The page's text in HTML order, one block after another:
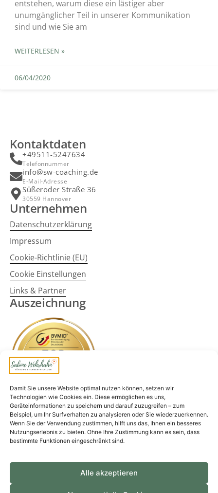
Damit Sie unsere Website optimal nutzen können, setzen wir
Technologien wie Cookies ein. Diese ermöglichen es uns,
Geräteinformationen zu speichern und darauf zuzugreifen – zum
Beispiel, um Ihr Surfverhalten zu analysieren oder Sie wiederzuerkennen.
Wenn Sie der Verwendung zustimmen, hilft uns das, Ihnen ein besseres
Nutzungserlebnis zu bieten. Ohne Ihre Zustimmung kann es sein, dass
bestimmte Funktionen eingeschränkt sind.
Alle akzeptieren
entstehen, warum diese ein lästiger aber
unumgänglicher Teil in unserer Kommunikation
sind und wie Sie am
WEITERLESEN »
06/04/2020
Kontaktdaten
+49511-5247634
Telefonnummer
info@sw-coaching.de
E-Mail-Adresse
Süßeroder Straße 36
30559 Hannover
Unternehmen
Datenschutzerklärung
Impressum
Cookie-Richtlinie (EU)
Cookie Einstellungen
Links & Partner
Auszeichnung
Seit mehr als 20 Jahren darf ich Unternehmen,
Perspektivwechsel zu mehr Aufschwung verhelfen.